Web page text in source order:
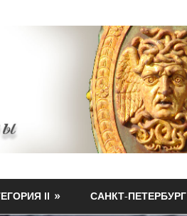
II САНКТ-ПЕТЕРБУРГ